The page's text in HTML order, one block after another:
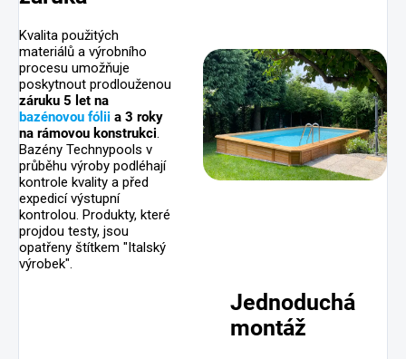
Kvalita použitých
materiálů a výrobního
procesu umožňuje
poskytnout prodlouženou
záruku 5 let na
bazénovou fólii a 3 roky
na rámovou konstrukci.
Bazény Technypools v
průběhu výroby podléhají
kontrole kvality a před
expedicí výstupní
kontrolou. Produkty, které
projdou testy, jsou
opatřeny štítkem "Italský
výrobek".
Jednoduchá
montáž